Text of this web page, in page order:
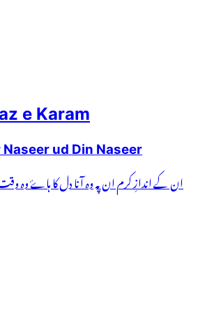
e Karam
Naseer ud Din Naseer
ان کے اندازِ کرم ان پہ وہ آنا دل کا ہاۓ وہ وقت